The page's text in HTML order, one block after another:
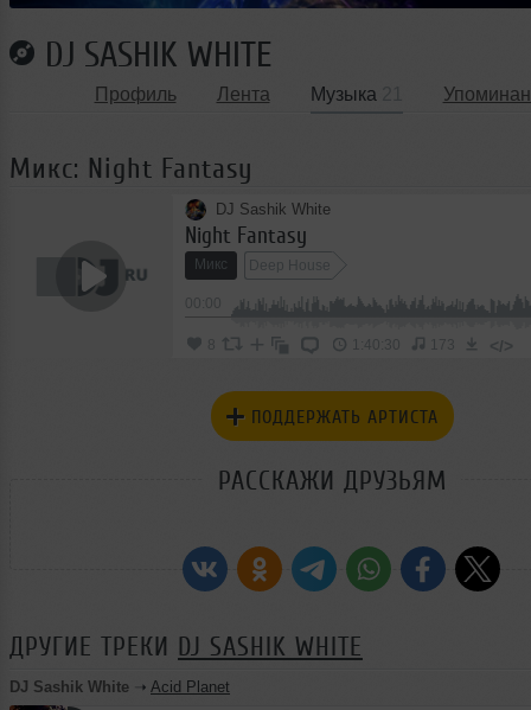
DJ SASHIK WHITE
Профиль Лента Музыка
Микс: Night Fantasy
DJ Sashik White
Night Fantasy
Микс Deep House
1:40:30 173 </>
ПОДДЕРЖАТЬ АРТИСТА
РАССКАЖИ ДРУЗЬЯМ
ДРУГИЕ ТРЕКИ DJ SASHIK WHITE
DJ Sashik White ➝ Acid Planet